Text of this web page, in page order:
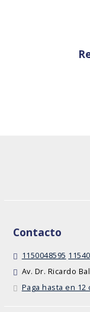
Contacto
1150048595
Av. Dr. Ricardo
Paga hasta en